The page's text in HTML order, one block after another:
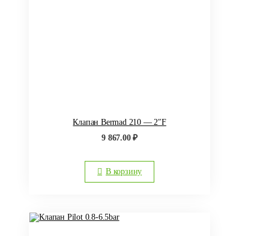
Клапан Bermad 210 — 2″F
9 867.00₽
В корзину